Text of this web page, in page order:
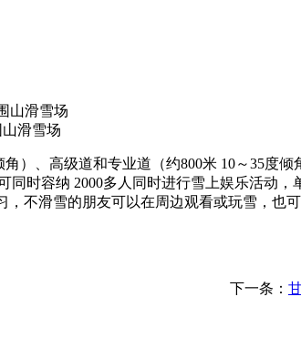
山滑雪场
）、高级道和专业道（约800米 10～35度
时容纳 2000多人同时进行雪上娱乐活动
不滑雪的朋友可以在周边观看或玩雪，也
下一条：